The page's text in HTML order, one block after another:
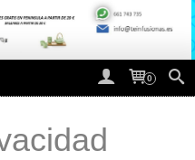
0